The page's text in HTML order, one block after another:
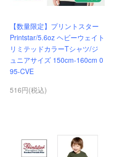
【数量限定】プリントスター
Printstar/5.6oz ヘビーウェイト
リミテッドカラーTシャツ/ジ
ュニアサイズ 150cm-160cm 0
95-CVE
516円(税込)